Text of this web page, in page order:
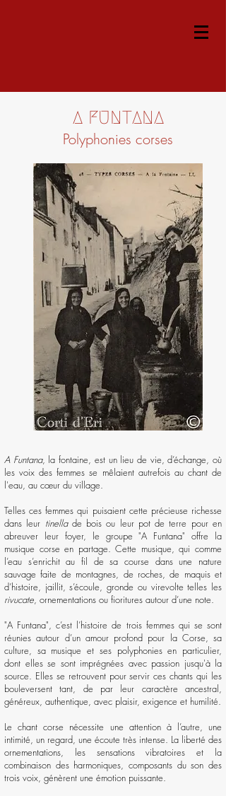
A FUNTANA
Polyphonies corses
A Funtana, la fontaine, est un lieu de vie, d’échange, où
les voix des femmes se mêlaient autrefois au chant de
l'eau, au cœur du village.
Telles ces femmes qui puisaient cette précieuse richesse
dans leur tinellade bois ou leur pot de terre pour en
abreuver leur foyer, le groupe "A Funtana" offre la
musique corse en partage. Cette musique, qui comme
l’eau s’enrichit au fil de sa course dans une nature
sauvage faite de montagnes, de roches, de maquis et
d’histoire, jaillit, s’écoule, gronde ou virevolte telles les
rivucate, ornementations ou fioritures autour d’une note.
"A Funtana", c’est l’histoire de trois femmes qui se sont
réunies autour d’un amour profond pour la Corse, sa
culture, sa musique et ses polyphonies en particulier,
dont elles se sont imprégnées avec passion jusqu'à la
source. Elles se retrouvent pour servir ces chants qui les
bouleversent tant, de par leur caractère ancestral,
généreux, authentique, avec plaisir, exigence et humilité.
Le chant corse nécessite une attention à l’autre, une
intimité, un regard, une écoute très intense. La liberté des
ornementations, les sensations vibratoires et la
combinaison des harmoniques, composants du son des
trois voix, génèrent une émotion puissante.